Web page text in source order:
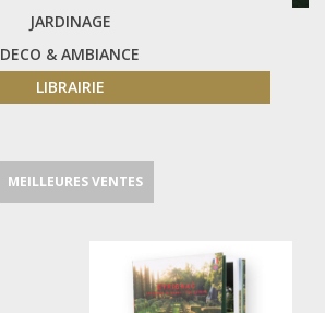
JARDINAGE
DECO & AMBIANCE
LIBRAIRIE
MEILLEURES VENTES